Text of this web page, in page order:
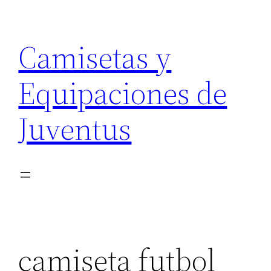
contenido
Camisetas y
Equipaciones de
Juventus
camiseta futbol